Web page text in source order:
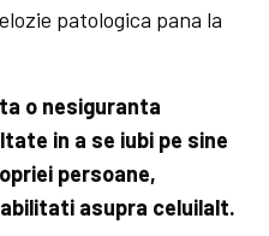
patologica pana la
o nesiguranta
in a se iubi pe sine
persoane,
asupra celuilalt.